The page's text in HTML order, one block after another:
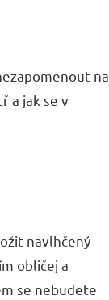
na
a jak se v
navlhčený
obličej a
se nebudete